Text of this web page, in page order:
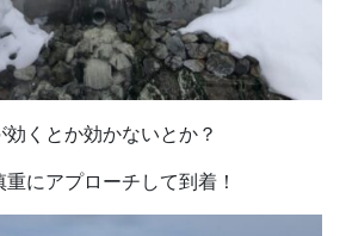
くとか効かないとか？
にアプローチして到着！